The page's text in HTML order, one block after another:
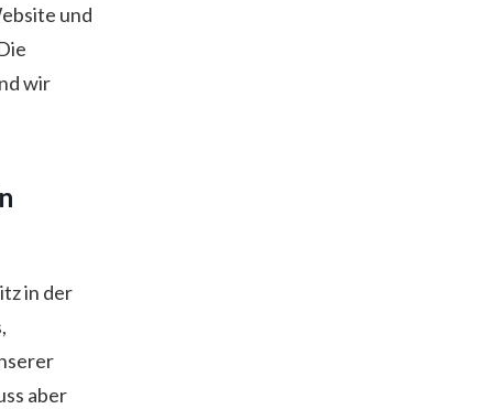
und
wir
in der
aber